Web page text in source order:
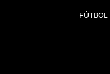
FÚTBOL